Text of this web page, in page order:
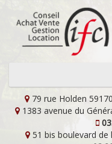
79 rue Holden
1383 avenue du
51 bis boulevard de